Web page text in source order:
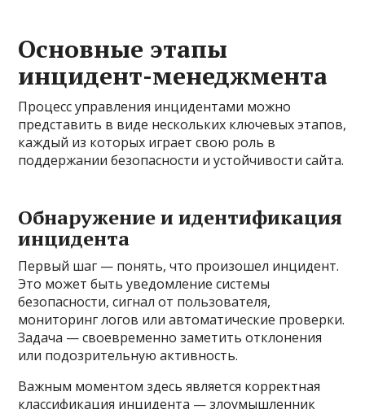
Основные этапы
инцидент-менеджмента
Процесс управления инцидентами можно
представить в виде нескольких ключевых этапов,
каждый из которых играет свою роль в
поддержании безопасности и устойчивости сайта.
Обнаружение и идентификация
инцидента
Первый шаг — понять, что произошел инцидент.
Это может быть уведомление системы
безопасности, сигнал от пользователя,
мониторинг логов или автоматические проверки.
Задача — своевременно заметить отклонения
или подозрительную активность.
Важным моментом здесь является корректная
классификация инцидента — злоумышленник